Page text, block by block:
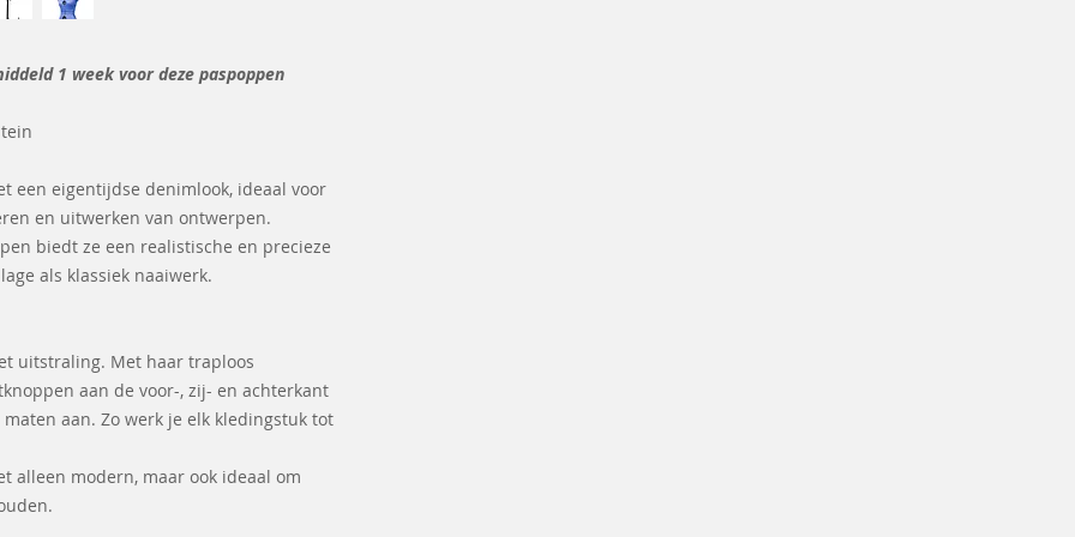
1 week voor deze paspoppen
een eigentijdse denimlook, ideaal voor
en uitwerken van ontwerpen.
biedt ze een realistische en precieze
als klassiek naaiwerk.
uitstraling. Met haar traploos
aan de voor-, zij- en achterkant
aan. Zo werk je elk kledingstuk tot
alleen modern, maar ook ideaal om